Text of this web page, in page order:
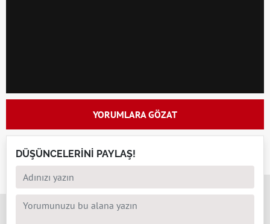
YORUMLARA GÖZAT
DÜŞÜNCELERİNİ PAYLAŞ!